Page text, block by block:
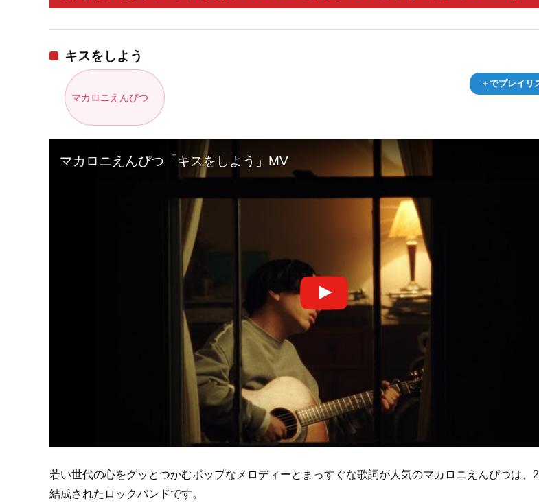
＋でプレイリ
キスをしよう
マカロニえんぴつ
マカロニえんぴつ「キスをしよう」MV
若い世代の心をグッとつかむポップなメロディーとまっすぐな歌詞が人気のマカロニえんぴつは、
結成されたロックバンドです。